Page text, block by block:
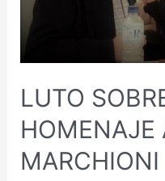
LUTO
HOMENAJE
MARCHIONI